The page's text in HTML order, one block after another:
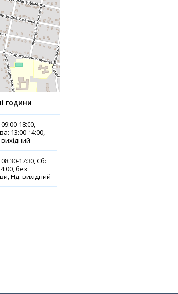
години
18:00,
13:00-14:00,
17:30, Сб:
без
Нд: вихідний